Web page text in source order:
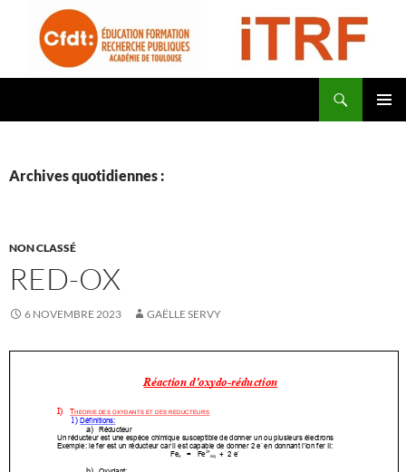
contenu
CFDT Education Formation Recherche Publiques Académie de Toulouse – ITRF
Archives quotidiennes :
NON CLASSÉ
RED-OX
6 NOVEMBRE 2023 GAËLLE SERVY